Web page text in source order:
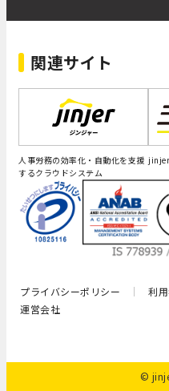
関連サイト
人事労務の効率化・自動化を支援
するクラウドシステム
プライバシーポリシー
利
運営会社
©